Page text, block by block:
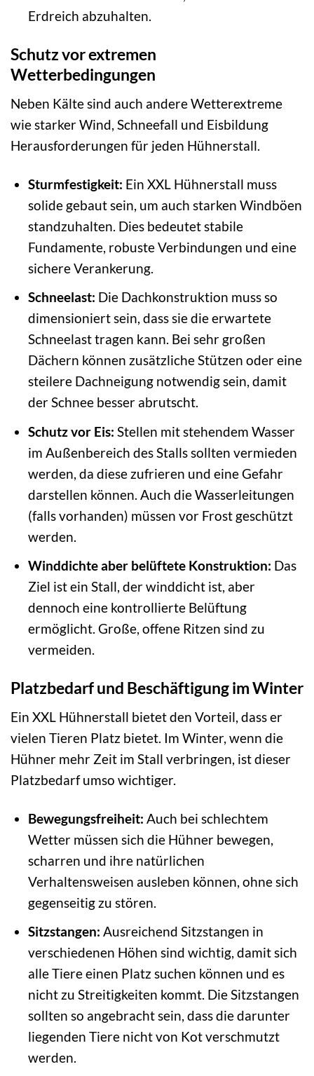
Erdreich abzuhalten.
Schutz vor extremen
Wetterbedingungen
Neben Kälte sind auch andere Wetterextreme
wie starker Wind, Schneefall und Eisbildung
Herausforderungen für jeden Hühnerstall.
Sturmfestigkeit: Ein XXL Hühnerstall muss
solide gebaut sein, um auch starken Windböen
standzuhalten. Dies bedeutet stabile
Fundamente, robuste Verbindungen und eine
sichere Verankerung.
Schneelast: Die Dachkonstruktion muss so
dimensioniert sein, dass sie die erwartete
Schneelast tragen kann. Bei sehr großen
Dächern können zusätzliche Stützen oder eine
steilere Dachneigung notwendig sein, damit
der Schnee besser abrutscht.
Schutz vor Eis: Stellen mit stehendem Wasser
im Außenbereich des Stalls sollten vermieden
werden, da diese zufrieren und eine Gefahr
darstellen können. Auch die Wasserleitungen
(falls vorhanden) müssen vor Frost geschützt
werden.
Winddichte aber belüftete Konstruktion: Das
Ziel ist ein Stall, der winddicht ist, aber
dennoch eine kontrollierte Belüftung
ermöglicht. Große, offene Ritzen sind zu
vermeiden.
Platzbedarf und Beschäftigung im Winter
Ein XXL Hühnerstall bietet den Vorteil, dass er
vielen Tieren Platz bietet. Im Winter, wenn die
Hühner mehr Zeit im Stall verbringen, ist dieser
Platzbedarf umso wichtiger.
Bewegungsfreiheit: Auch bei schlechtem
Wetter müssen sich die Hühner bewegen,
scharren und ihre natürlichen
Verhaltensweisen ausleben können, ohne sich
gegenseitig zu stören.
Sitzstangen: Ausreichend Sitzstangen in
verschiedenen Höhen sind wichtig, damit sich
alle Tiere einen Platz suchen können und es
nicht zu Streitigkeiten kommt. Die Sitzstangen
sollten so angebracht sein, dass die darunter
liegenden Tiere nicht von Kot verschmutzt
werden.